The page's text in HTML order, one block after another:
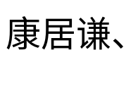
康居谦